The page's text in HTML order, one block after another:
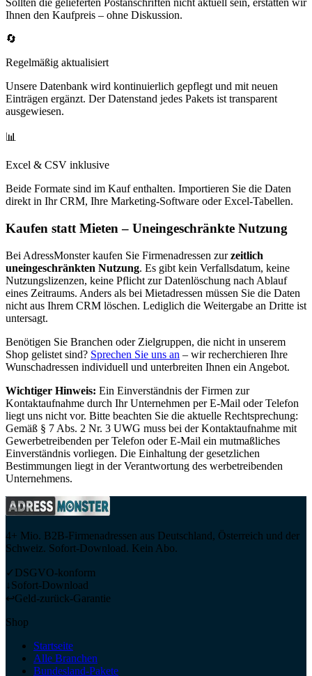
Sollten die gelieferten Postanschriften nicht aktuell sein, erstatten wir
Ihnen den Kaufpreis – ohne Diskussion.
🔄
Regelmäßig aktualisiert
Unsere Datenbank wird kontinuierlich gepflegt und mit neuen
Einträgen ergänzt. Der Datenstand jedes Pakets ist transparent
ausgewiesen.
📊
Excel & CSV inklusive
Beide Formate sind im Kauf enthalten. Importieren Sie die Daten
direkt in Ihr CRM, Ihre Marketing-Software oder Excel-Tabellen.
Kaufen statt Mieten – Uneingeschränkte Nutzung
Bei AdressMonster kaufen Sie Firmenadressen zur zeitlich
uneingeschränkten Nutzung. Es gibt kein Verfallsdatum, keine
Nutzungslizenzen, keine Pflicht zur Datenlöschung nach Ablauf
eines Zeitraums. Anders als bei Mietadressen müssen Sie die Daten
nicht aus Ihrem CRM löschen. Lediglich die Weitergabe an Dritte ist
untersagt.
Benötigen Sie Branchen oder Zielgruppen, die nicht in unserem
Shop gelistet sind? Sprechen Sie uns an – wir recherchieren Ihre
Wunschadressen individuell und unterbreiten Ihnen ein Angebot.
Wichtiger Hinweis: Ein Einverständnis der Firmen zur
Kontaktaufnahme durch Ihr Unternehmen per E-Mail oder Telefon
liegt uns nicht vor. Bitte beachten Sie die aktuelle Rechtsprechung:
Gemäß § 7 Abs. 2 Nr. 3 UWG muss bei der Kontaktaufnahme mit
Gewerbetreibenden per Telefon oder E-Mail ein mutmaßliches
Einverständnis vorliegen. Die Einhaltung der gesetzlichen
Bestimmungen liegt in der Verantwortung des werbetreibenden
Unternehmens.
4+ Mio. B2B-Firmenadressen aus Deutschland, Österreich und der
Schweiz. Sofort-Download. Kein Abo.
✓ DSGVO-konform
↓Sofort-Download
↩Geld-zurück-Garantie
Shop
Startseite
Alle Branchen
Bundesland-Pakete